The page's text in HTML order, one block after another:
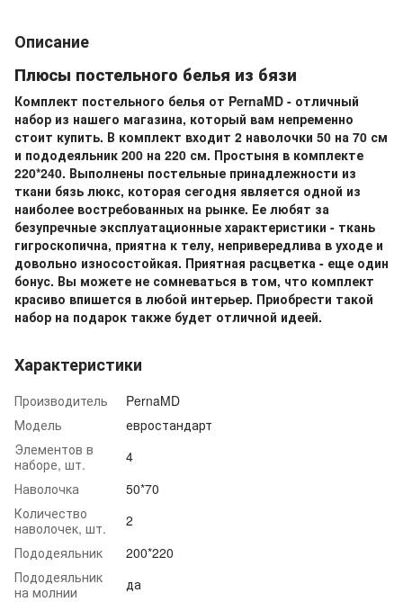
Описание
Плюсы постельного белья из бязи
Комплект постельного белья от PernaMD - отличный
набор из нашего магазина, который вам непременно
стоит купить. В комплект входит 2 наволочки 50 на 70 см
и пододеяльник 200 на 220 см. Простыня в комплекте
220*240. Выполнены постельные принадлежности из
ткани бязь люкс, которая сегодня является одной из
наиболее востребованных на рынке. Ее любят за
безупречные эксплуатационные характеристики - ткань
гигроскопична, приятна к телу, непривередлива в уходе и
довольно износостойкая. Приятная расцветка - еще один
бонус. Вы можете не сомневаться в том, что комплект
красиво впишется в любой интерьер. Приобрести такой
набор на подарок также будет отличной идеей.
Характеристики
Производитель
PernaMD
Модель
евростандарт
Элементов в
наборе, шт.
4
Наволочка
50*70
Количество
наволочек, шт.
2
Пододеяльник
200*220
Пододеяльник
на молнии
да